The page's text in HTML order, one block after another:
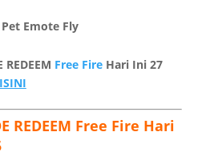
Pet Emote Fly
REDEEM Free FireHari Ini 27
REDEEM Free Fire Hari